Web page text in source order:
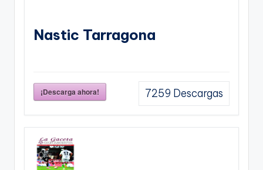
Nastic Tarragona
¡Descarga ahora! 7259 Descargas